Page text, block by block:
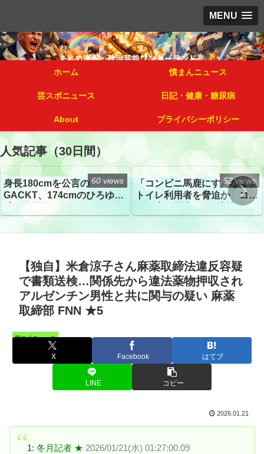
MENU
ホーム 憤まんニュース
芸スポニュース 日記・健康・糖尿病
About プライバシーポリシー
人気記事（30日間）
身長180cmを公言の
GACKT、174cmのひろゆき
トざわつき イベントでの写
真が話題
60 views
「コンビニ馬鹿にすんなよ」
トイレ利用者を脅迫か コン
52 views
【独自】米倉涼子さん麻薬取締法違反容疑
で書類送検…関係先から違法薬物押収され
アルゼンチン男性と共に関与の疑い 麻薬
取締部 FNN ★5
芸スポニュース
X Facebook はてブ
LINE コピー
2026.01.21
1: 冬月記者 ★ 2026/01/21(水) 01:27:00.09